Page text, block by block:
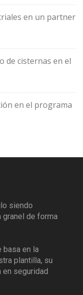
en un partner
de cisternas en el
en el programa
siendo
de forma
basa en la
plantilla, su
seguridad